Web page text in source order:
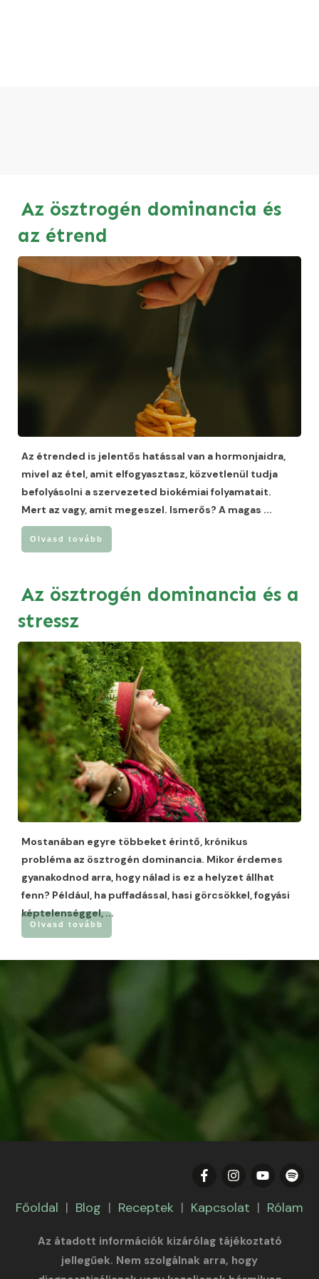
Az ösztrogén dominancia és
az étrend
Az étrended is jelentős hatással van a hormonjaidra,
mivel az étel, amit elfogyasztasz, közvetlenül tudja
befolyásolni a szervezeted biokémiai folyamatait.
Mert az vagy, amit megeszel. Ismerős? A magas ...
Olvasd tovább
Az ösztrogén dominancia és a
stressz
Mostanában egyre többeket érintő, krónikus
probléma az ösztrogén dominancia. Mikor érdemes
gyanakodnod arra, hogy nálad is ez a helyzet állhat
fenn? Például, ha puffadással, hasi görcsökkel, fogyási
képtelenséggel,...
Olvasd tovább
Főoldal | Blog | Receptek | Kapcsolat | Rólam
Az átadott információk kizárólag tájékoztató
jellegűek. Nem szolgálnak arra, hogy